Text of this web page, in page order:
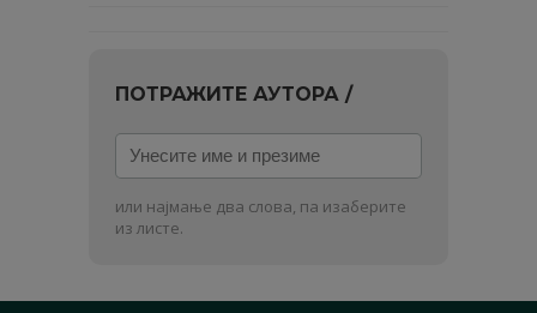
ПОТРАЖИТЕ АУТОРА /
Унесите
име
и
презиме
или најмање два слова, па изаберите
из листе.